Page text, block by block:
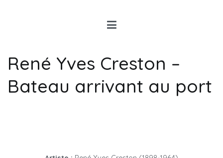
René Yves Creston –
Bateau arrivant au port